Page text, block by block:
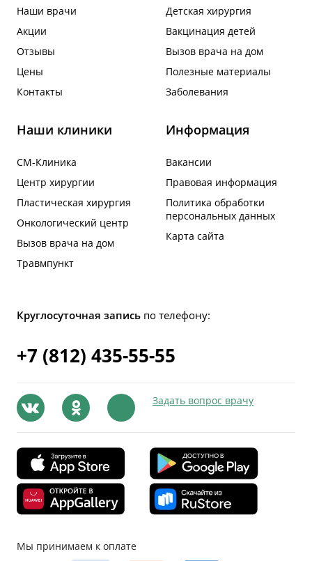
Наши врачи
Акции
Отзывы
Цены
Контакты
Детская хирургия
Вакцинация детей
Вызов врача на дом
Полезные материалы
Заболевания
Наши клиники
СМ-Клиника
Центр хирургии
Пластическая хирургия
Онкологический центр
Вызов врача на дом
Травмпункт
Информация
Вакансии
Правовая информация
Политика обработки
персональных данных
Карта сайта
Круглосуточная запись по телефону:
+7 (812) 435-55-55
Задать вопрос врачу
Мы принимаем к оплате